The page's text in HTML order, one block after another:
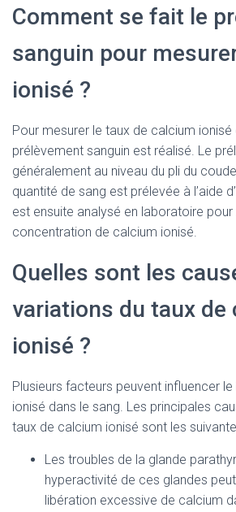
Comment se fait le
sanguin pour
ionisé ?
Pour mesurer le taux de calcium ionisé
prélèvement sanguin est réalisé. Le
généralement au niveau du pli du
quantité de sang est prélevée à l’aide
est ensuite analysé en laboratoire
concentration de calcium ionisé.
Quelles sont les
variations du taux de
ionisé ?
Plusieurs facteurs peuvent influencer
ionisé dans le sang. Les principales
taux de calcium ionisé sont les
Les troubles de la glande
hyperactivité de ces glandes
libération excessive de calcium